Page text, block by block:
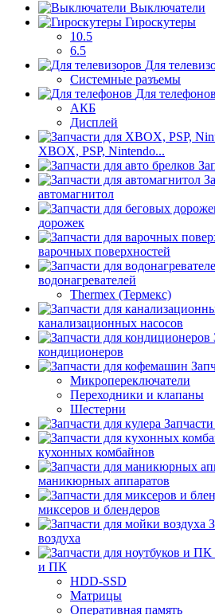
Выключатели
Гироскутеры
10.5
6.5
Для
Системные разъемы
Для телефонов
АКБ
Дисплей
XBOX, PSP, Nintendo...
автомагнитол
дорожек
варочных поверхностей
водонагревателей
Thermex (Термекс)
канализационных насосов
кондиционеров
Микропереключатели
Переходники и клапаны
Шестерни
кухонных комбайнов
маникюрных аппаратов
миксеров и блендеров
воздуха
и ПК
HDD-SSD
Матрицы
Оперативная память